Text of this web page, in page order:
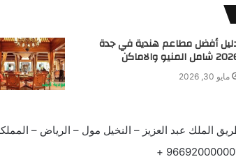
أفضل مطاعم هندية في جدة
المنيو والاماكن
مايو 30, 2026
الملك عبد العزيز – النخيل مول – الرياض –